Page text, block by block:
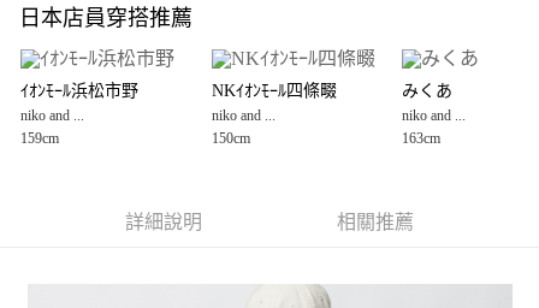
大哥付你分期
【大哥付你分期使用說明】
1.本服務由台灣大哥大提供，台灣大哥大用戶可立即使用無須另外申請。
2.付款方式選擇「大哥付你分期」，訂單成立後會自動跳轉到大哥付的交易
3.實際核准額度、可分期數及費用金額請依後續交易確認頁面所載為準。
4.訂單成立30分鐘內，如未前往確認交易或遇審核未通過，訂單將自動取
AFTEE先享後付
３．安心：先確認商品／服務後，再付款。
每筆NT$80，滿NT$888(含以上)免運費
日本店員穿搭推薦
ｲｵﾝﾓｰﾙ浜松市野
niko and ...
159cm
NKｲｵﾝﾓｰﾙ四條畷
niko and ...
150cm
みくあ
niko and ...
163cm
詳細說明 相關推薦